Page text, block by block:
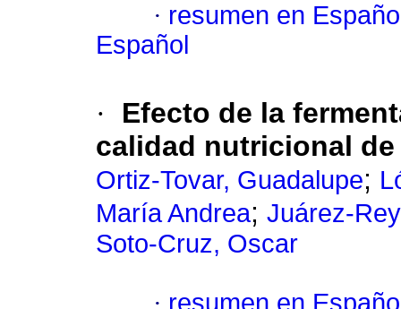
· resumen en
Español
·
Efecto de la
calidad nutricional
Ortiz-Tovar, Guadalupe;
María Andrea; Juárez-
Soto-Cruz, Oscar
· resumen en